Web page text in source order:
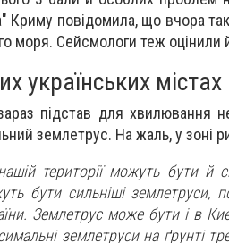
Криму повідомила, що вчора
моря. Сейсмологи теж оцінили
українських
підстав для хвилювання
землетрус. На жаль, у зоні
території можуть бути й
бути сильніші землетруси,
Землетрус може бути і в
землетруси на ґрунті